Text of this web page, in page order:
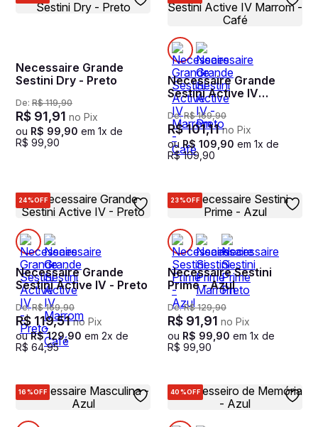
Necessaire Grande
Sestini Dry - Preto
De: R$ 119,90
R$ 91,91 no Pix
ou R$ 99 90 em 1x de
R$ 99 90
Necessaire Grande
Sestini Active IV
Marrom - Café
De:R$ 169,90
R$101,11no Pix
ou R$ 109 90 em 1x de
R$ 109 90
24%OFF
Necessaire Grande
Sestini Active IV - Preto
De:R$ 169,90
R$ 119,51no Pix
ouR$ 129,90 em 2x de
R$ 64,95
23%OFF
Necessaire Sestini
Prime - Azul
De:R$ 129,90
R$ 91,91 no Pix
ou R$ 99 90 em 1x de
R$ 99 90
16%OFF 40%OFF